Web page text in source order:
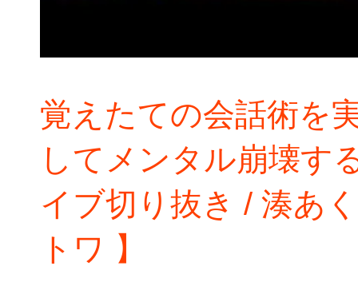
覚えたての会話術を
してメンタル崩壊す
イブ切り抜き / 湊あ
トワ 】